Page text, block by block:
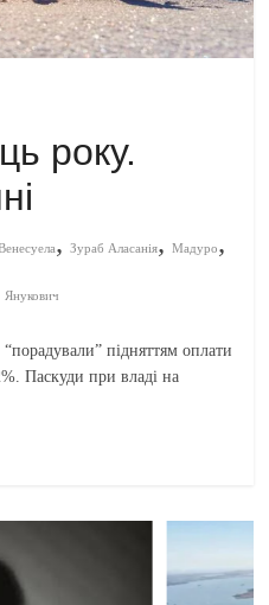
року.
,Зураб Аласанія,Мадуро,
Янукович
підняттям оплати
Паскуди при владі на